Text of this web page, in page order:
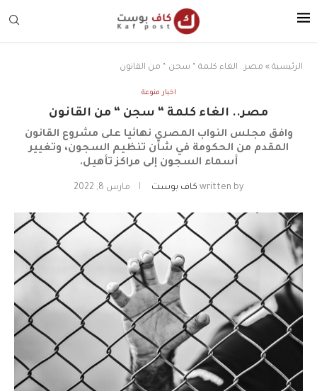
الرئيسية » مصر.. الغاء كلمة “ سجن “ من القانون
اخبار منوعة
مصر.. الغاء كلمة “ سجن “ من القانون
وافق مجلس النواب المصري نهائيا على مشروع القانون
المقدم من الحكومة في شأن تنظيم السجون، وتغيير
أسماء السجون إلى مراكز تأهيل.
written by كاف بوست مارس 8, 2022